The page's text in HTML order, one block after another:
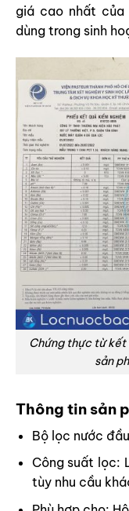
giá cao nhất của
dùng trong sinh
Chứng thực từ
sản
Thông tin sản
Bộ lọc nước
Công suất lọc:
tùy nhu cầu